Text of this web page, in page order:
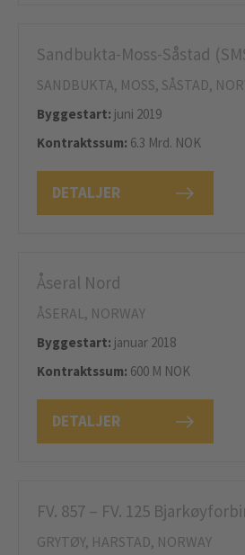
DETALJER
Sandbukta-Moss-Såstad
SANDBUKTA, MOSS, SÅSTAD,
Byggestart: juni 2019
Kontraktssum: 6.3 Mrd. NOK
DETALJER
Åseral Nord
ÅSERAL, NORWAY
Byggestart: januar 2018
Kontraktssum: 600 M NOK
FV. 857 – FV. 125
GRYTØY, HARSTAD, NORWAY